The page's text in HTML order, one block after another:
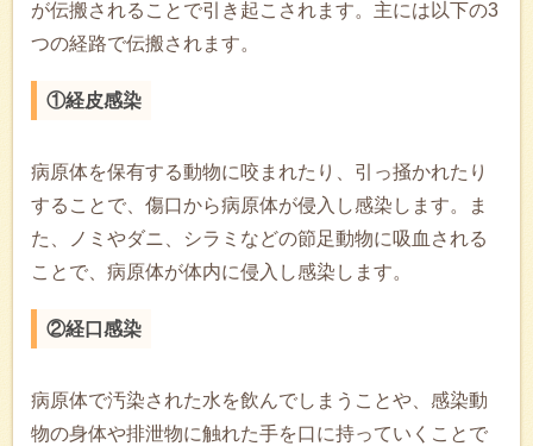
が伝搬されることで引き起こされます。主には以下の3
つの経路で伝搬されます。
①経皮感染
病原体を保有する動物に咬まれたり、引っ掻かれたり
することで、傷口から病原体が侵入し感染します。ま
た、ノミやダニ、シラミなどの節足動物に吸血される
ことで、病原体が体内に侵入し感染します。
②経口感染
病原体で汚染された水を飲んでしまうことや、感染動
物の身体や排泄物に触れた手を口に持っていくことで